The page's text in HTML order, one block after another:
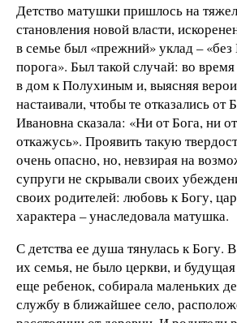
Детство матушки пришлось на
становления новой власти,
в семье был «прежний» уклад – «без
порога». Был такой случай: во
в дом к Полухиным и, выясняя
настаивали, чтобы те отказались от
Ивановна сказала: «Ни от Бога, ни
откажусь». Проявить такую
очень опасно, но, невзирая на
супруги не скрывали своих
своих родителей: любовь к Богу,
характера – унаследовала матушка.
С детства ее душа тянулась к Богу.
их семья, не было церкви, и
еще ребенок, собирала маленьких
службу в ближайшее село,